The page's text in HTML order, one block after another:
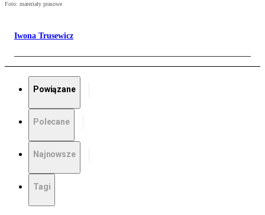
Foto: materiały prasowe
Iwona Trusewicz
Powiązane
Polecane
Najnowsze
Tagi